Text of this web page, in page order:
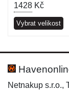
1428 Kč
Vybrat velikost
Netnakup s.r.o.,